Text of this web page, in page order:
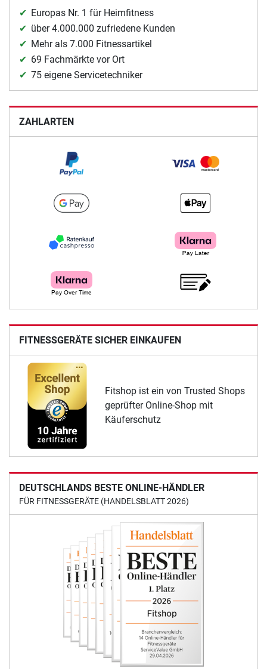
Europas Nr. 1 für Heimfitness
über 4.000.000 zufriedene Kunden
Mehr als 7.000 Fitnessartikel
69 Fachmärkte vor Ort
75 eigene Servicetechniker
ZAHLARTEN
FITNESSGERÄTE SICHER EINKAUFEN
Fitshop ist ein von Trusted Shops
geprüfter Online-Shop mit
Käuferschutz
DEUTSCHLANDS BESTE ONLINE-HÄNDLER
FÜR FITNESSGERÄTE (HANDELSBLATT 2026)